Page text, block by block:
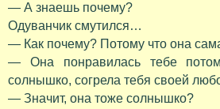
— А знаешь почему?
Одуванчик смутился…
— Как почему? Потому что она
— Она понравилась тебе
солнышко, согрела тебя своей
— Значит, она тоже солнышко?